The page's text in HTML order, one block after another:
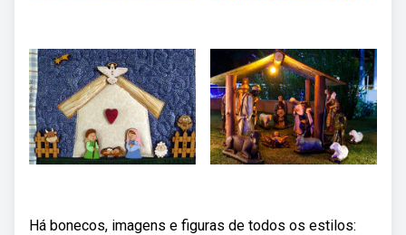
Há bonecos, imagens e figuras de todos os estilos: